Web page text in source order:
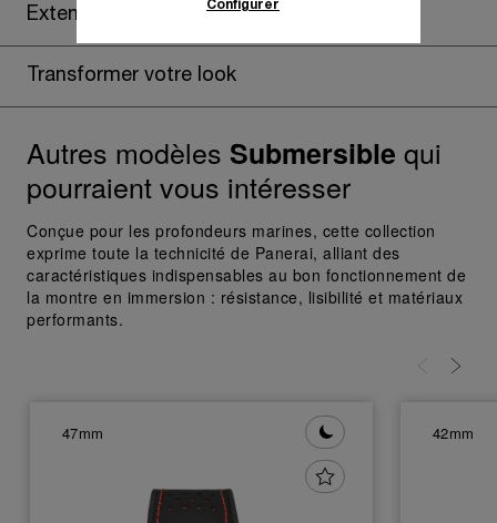
Extension de garantie
Transformer votre look
Autres modèles Submersible qui
pourraient vous intéresser
Conçue pour les profondeurs marines, cette collection
exprime toute la technicité de Panerai, alliant des
caractéristiques indispensables au bon fonctionnement de
la montre en immersion : résistance, lisibilité et matériaux
performants.
47mm 42mm
donnez votre consentement pour l’utilisation
des cookies susmentionnés
pour l’utilisation des cookies techniques.
Configurer